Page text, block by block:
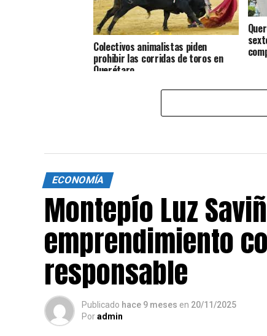
Colectivos animalistas piden
prohibir las corridas de toros en
Querétaro.
ECONOMÍA
Montepío Luz
emprendimiento
responsable
Publicado hace 9 meses en 20/11/2025
Poradmin